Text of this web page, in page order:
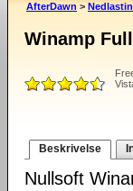
AfterDawn >
Winamp
Beskrivelse
Nullsoft